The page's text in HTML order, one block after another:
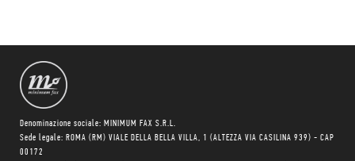
Denominazione sociale: MINIMUM FAX S.R.L.
Sede legale: ROMA (RM) VIALE DELLA BELLA VILLA, 1 (ALTEZZA VIA CASILINA 939) - CAP
00172